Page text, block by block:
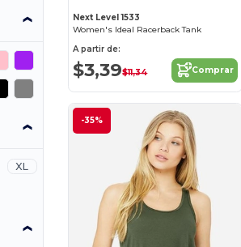
XL
Next Level 1533
Women's Ideal Racerback Tank
A partir de:
$3,39$11,34 Comprar
-35%